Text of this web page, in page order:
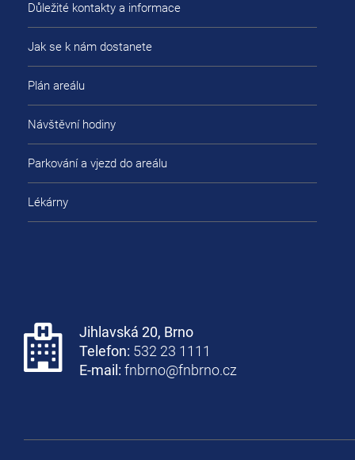
Důležité kontakty a informace
Jak se k nám dostanete
Plán areálu
Návštěvní hodiny
Parkování a vjezd do areálu
Lékárny
Jihlavská 20, Brno
Telefon: 532 23 1111
E-mail: fnbrno@fnbrno.cz